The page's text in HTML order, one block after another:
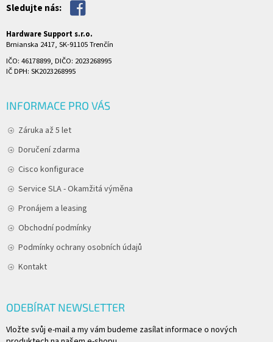
Sledujte nás:
Hardware Support s.r.o.
Brnianska 2417, SK-91105 Trenčín
IČO: 46178899, DIČO: 2023268995
IČ DPH: SK2023268995
INFORMACE PRO VÁS
Záruka až 5 let
Doručení zdarma
Cisco konfigurace
Service SLA - Okamžitá výměna
Pronájem a leasing
Obchodní podmínky
Podmínky ochrany osobních údajů
Kontakt
ODEBÍRAT NEWSLETTER
Vložte svůj e-mail a my vám budeme zasílat informace o nových